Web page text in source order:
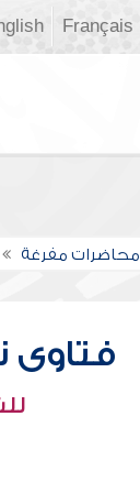
Français
محاضرات مفرغة
فتاوى